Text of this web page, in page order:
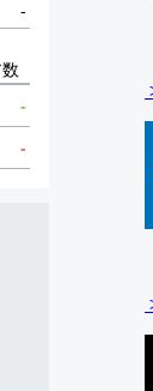
-
-
-